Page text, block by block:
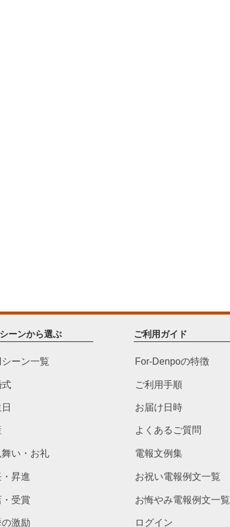
ーンから選ぶ
ーン一覧
式
舞い・お礼
・昇進
・受賞
激励
ご利用ガイド
For-Denpoの特徴
ご利用手順
お届け日時
よくあるご質問
電報文例集
お祝い電報例文一覧
お悔やみ電報例文一覧
ログイン